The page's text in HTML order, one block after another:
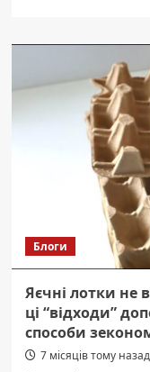
избавиться
нежелательной
пигментации
выровнять
Блоги
Яєчні лотки не
ці “відходи”
способи
7 місяців тому назад